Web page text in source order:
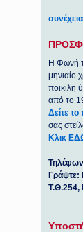
Η Φωνή
μηνιαίο
ποικίλη
από το
Δείτε
σας
Κλικ
Τ.Θ.254,